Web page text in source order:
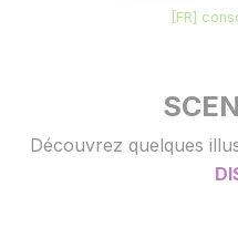
[FR]
Découvrez quelques